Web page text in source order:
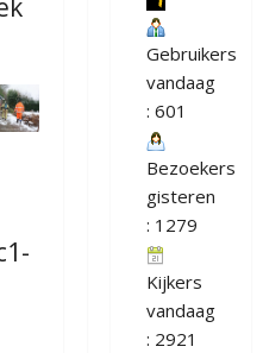
Gebruikers
vandaag
: 601
Bezoekers
gisteren
: 1279
Kijkers
vandaag
: 2921